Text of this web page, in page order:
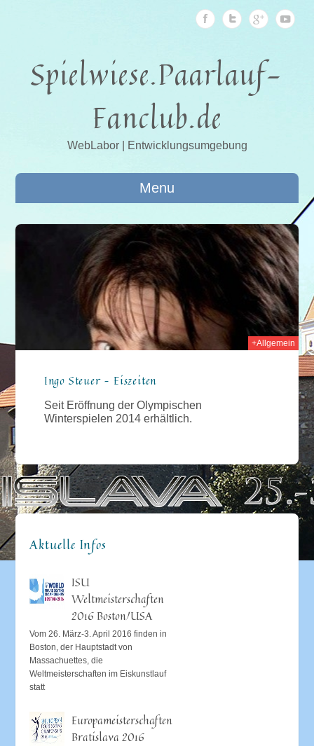
Spielwiese.Paarlauf-
Fanclub.de
WebLabor | Entwicklungsumgebung
Menu
+Allgemein
Ingo Steuer – Eiszeiten
Seit Eröffnung der Olympischen
Winterspielen 2014 erhältlich.
Aktuelle Infos
ISU
Weltmeisterschaften
2016 Boston/USA
Vom 26. März-3. April 2016 finden in
Boston, der Hauptstadt von
Massachuettes, die
Weltmeisterschaften im Eiskunstlauf
statt
Europameisterschaften
Bratislava 2016